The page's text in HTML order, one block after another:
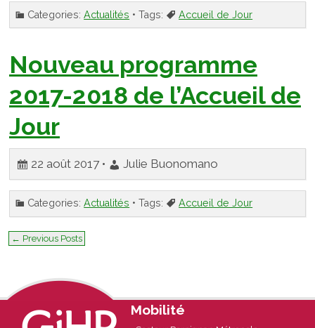
Categories:Actualités • Tags: Accueil de Jour
Nouveau programme
2017-2018 de l’Accueil de
Jour
22 août 2017 • Julie Buonomano
Categories:Actualités • Tags: Accueil de Jour
← Previous Posts
Footer
Mobilité